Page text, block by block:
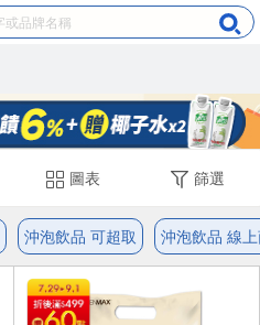
圖表 篩選
沖泡飲品 可超取 沖泡飲品 線